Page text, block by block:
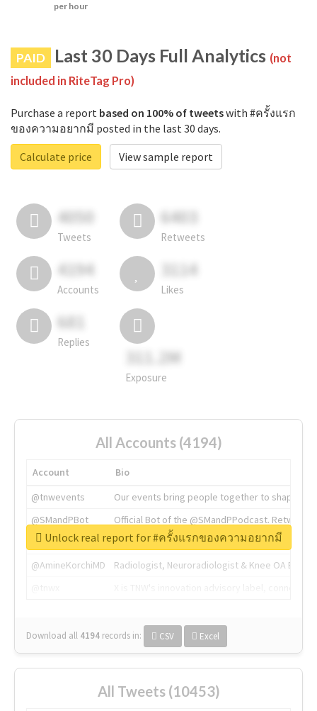
per hour
PAID Last 30 Days Full Analytics (not
included in RiteTag Pro)
Purchase a report based on 100% of tweetswith #ครั้งแรก
ของความอยากมี posted in the last 30 days.
Calculate price
View sample report
4050
Tweets
6403
Retweets
4194
Accounts
3114
Likes
681
Replies
311.2M
Exposure
All Accounts (4194)
Account
Bio
@tnwevents
Our events bring people together to shape the
@SMandPBot
Official Bot of the @SMandPPodcast.
@thenextweb
The heart of tech.
@AmineKorchiMD
Radiologist, Neuroradiologist & Knee OA
Download all 4194 records in: CSV Excel
Unlock real report for #ครั้งแรกของความอยากมี
All Tweets (10453)